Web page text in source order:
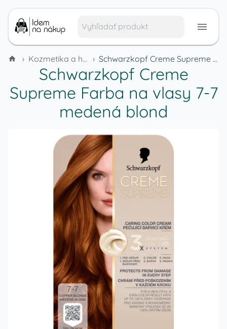
› Kozmetika a hygienické potreby › Schwarzkopf Creme Supreme Farba na vlasy 7-7 medená blond
Schwarzkopf Creme
Supreme Farba na vlasy 7-7
medená blond